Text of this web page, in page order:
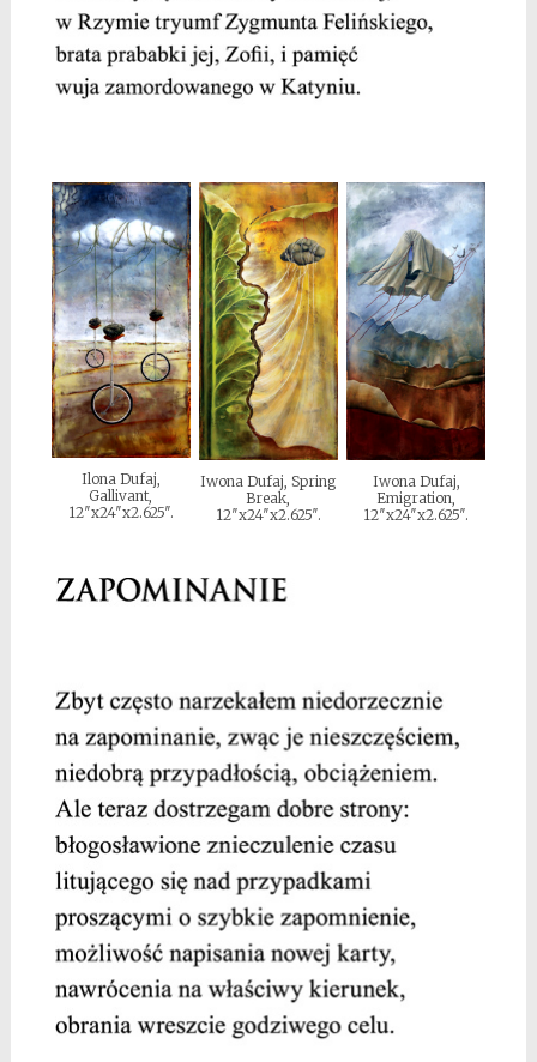
Ilona Dufaj,
Gallivant,
12″x24″x2.625″.
Iwona Dufaj, Spring
Break,
12″x24″x2.625″.
Iwona Dufaj,
Emigration,
12″x24″x2.625″.